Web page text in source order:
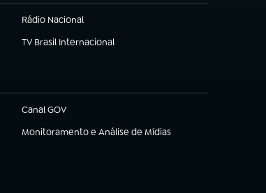
Rádio Nacional
TV Brasil Internacional
(abre em nova aba)
Canal GOV
(abre em nova aba)
Monitoramento e Análise de Mídias
(abre em nova aba)